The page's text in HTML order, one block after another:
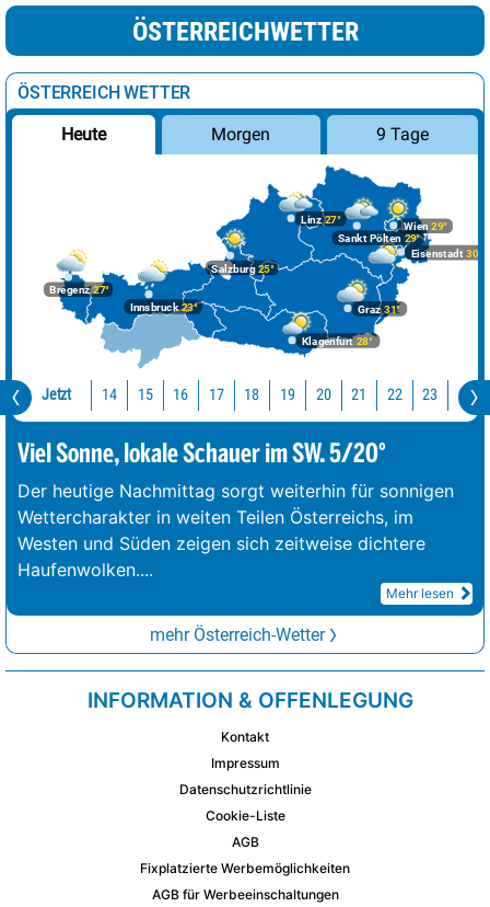
ÖSTERREICHWETTER
ÖSTERREICH WETTER
Heute Morgen 9 Tage
Bregenz27°
Graz31°
Innsbruck23°
Klagenfurt 28°
Linz27°
Salzburg25°
Wien 29°
Eisenstadt 30°
Sankt Pölten 29°
Jetzt 14 15 16 17 18 19 20 21 22 23 0
Viel Sonne, lokale Schauer im SW. 5/20°
Der heutige Nachmittag sorgt weiterhin für sonnigen
Wettercharakter in weiten Teilen Österreichs, im
Westen und Süden zeigen sich zeitweise dichtere
Haufenwolken....
Mehr lesen
mehr Österreich-Wetter
INFORMATION & OFFENLEGUNG
Kontakt
Impressum
Datenschutzrichtlinie
Cookie-Liste
AGB
Fixplatzierte Werbemöglichkeiten
AGB für Werbeeinschaltungen